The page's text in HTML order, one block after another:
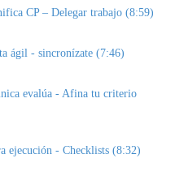
CP – Delegar trabajo (8:59)
ágil - sincronízate (7:46)
evalúa - Afina tu criterio
ejecución - Checklists (8:32)